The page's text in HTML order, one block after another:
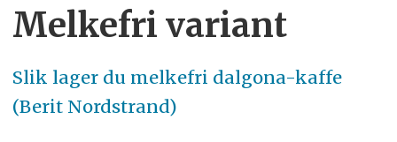
Melkefri variant
Slik lager du melkefri dalgona-kaffe
(Berit Nordstrand)